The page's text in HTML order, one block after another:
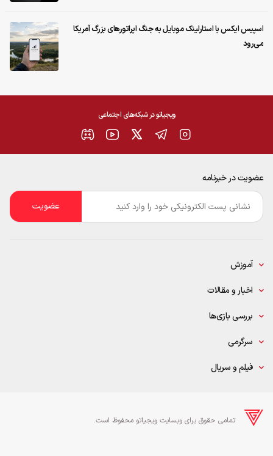
اسپیس ایکس با استارلینک موبایل به جنگ اپراتورهای بزرگ آمریکا
می‌رود
ویجیاتو در شبکه‌های اجتماعی
عضویت در خبرنامه
ایمیل
آموزش
اخبار و مقالات
بررسی بازی‌ها
سرگرمی
فیلم و سریال
تمامی حقوق برای وبسایت ویجیاتو محفوظ است.